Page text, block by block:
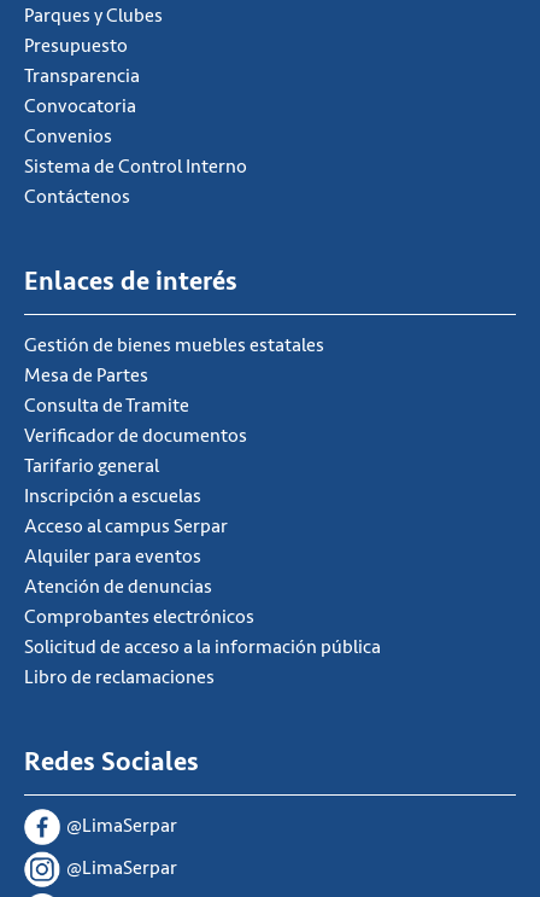
Parques y Clubes
Presupuesto
Transparencia
Convocatoria
Convenios
Sistema de Control Interno
Contáctenos
Enlaces de interés
Gestión de bienes muebles estatales
Mesa de Partes
Consulta de Tramite
Verificador de documentos
Tarifario general
Inscripción a escuelas
Acceso al campus Serpar
Alquiler para eventos
Atención de denuncias
Comprobantes electrónicos
Solicitud de acceso a la información pública
Libro de reclamaciones
Redes Sociales
@LimaSerpar
@LimaSerpar